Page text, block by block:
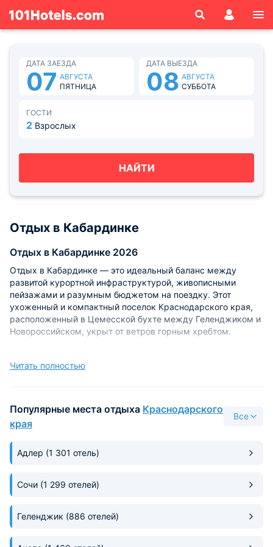
ДАТА ЗАЕЗДА
07 АВГУСТА
ПЯТНИЦА
ДАТА ВЫЕЗДА
08 АВГУСТА
СУББОТА
ГОСТИ
2 Взрослых
НАЙТИ
Отдых в Кабардинке
Отдых в Кабардинке 2026
Отдых в Кабардинке — это идеальный баланс между
развитой курортной инфраструктурой, живописными
пейзажами и разумным бюджетом на поездку. Этот
ухоженный и компактный поселок Краснодарского края,
расположенный в Цемесской бухте между Геленджиком и
Новороссийском, укрыт от ветров горным хребтом.
время года благодаря мягкому средиземноморскому
отличные условия как для ярких молодежных поездок, так
и для размеренного семейного отпуска в любой сезон.
Популярные пляжи курорта
Главное, ради чего туристы выбирают отдых в Кабардинке
акватории. Покрытие побережья здесь преимущественно
галечное, поэтому вода остается прозрачной даже во
время небольшого волнения на море.
Самым популярным местом считается Центральный пляж.
Он оборудован всем необходимым для комфортного
Читать полностью
Популярные места отдыха Краснодарского
края
Все
Адлер (1 301 отель)
Сочи (1 299 отелей)
Геленджик (886 отелей)